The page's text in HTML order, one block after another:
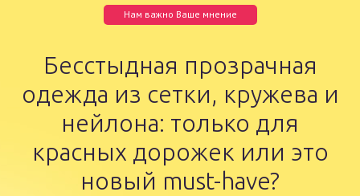
Нам важно Ваше мнение
Бесстыдная прозрачная
одежда из сетки, кружева и
нейлона: только для
красных дорожек или это
новый must-have?